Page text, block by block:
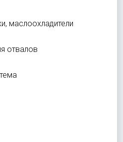
маслоохладители
отвалов